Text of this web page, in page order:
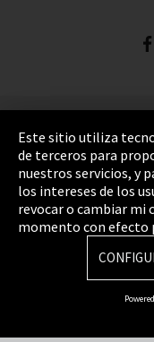
Pie de imprenta
Política de
Cookie Settings
Términos y
Mapa del sitio
Integrity Line
Este sitio utiliza
de terceros para
nuestros servicios, y
los intereses de los
revocar o cambiar mi
momento con efecto